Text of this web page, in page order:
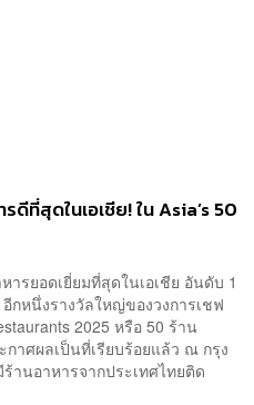
ดีที่สุดในเอเชีย! ใน Asia’s 50
รยอดเยี่ยมที่สุดในเอเชีย อันดับ 1
กหนึ่งรางวัลใหญ่ของวงการเชฟ
2025 หรือ 50 ร้าน
กาศผลเป็นที่เรียบร้อยแล้ว ณ กรุง
านอาหารจากประเทศไทยติด